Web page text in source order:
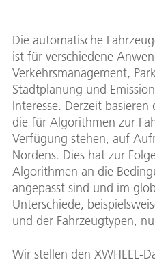
Die automatische
ist für verschiedene
Verkehrsmanagement,
Stadtplanung und
Interesse. Derzeit
die für Algorithmen zur
Verfügung stehen, auf
Nordens. Dies hat zur
Algorithmen an die
angepasst sind und im
Unterschiede,
und der Fahrzeugtypen,
Wir stellen den XWHEEL-